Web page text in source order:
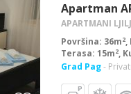
Apartman
APARTMANI
Površina: 36m2,
Terasa: 15m2,
Grad Pag-